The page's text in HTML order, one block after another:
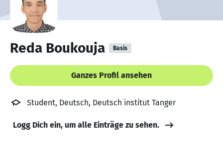
Reda Boukouja Basis
Ganzes Profil ansehen
Student, Deutsch, Deutsch institut Tanger
Logg Dich ein, um alle Einträge zu sehen.